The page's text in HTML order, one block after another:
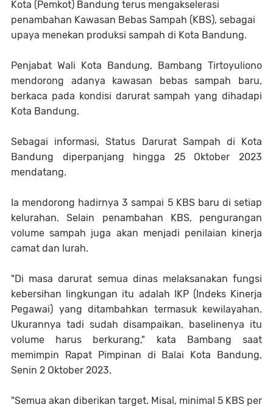
Kota (Pemkot) Bandung terus mengakselerasi
penambahan Kawasan Bebas Sampah (KBS), sebagai
upaya menekan produksi sampah di Kota Bandung.
Penjabat Wali Kota Bandung, Bambang Tirtoyuliono
mendorong adanya kawasan bebas sampah baru,
berkaca pada kondisi darurat sampah yang dihadapi
Kota Bandung.
Sebagai informasi, Status Darurat Sampah di Kota
Bandung diperpanjang hingga 25 Oktober 2023
mendatang.
Ia mendorong hadirnya 3 sampai 5 KBS baru di setiap
kelurahan. Selain penambahan KBS, pengurangan
volume sampah juga akan menjadi penilaian kinerja
camat dan lurah.
"Di masa darurat semua dinas melaksanakan fungsi
kebersihan lingkungan itu adalah IKP (Indeks Kinerja
Pegawai) yang ditambahkan termasuk kewilayahan.
Ukurannya tadi sudah disampaikan, baselinenya itu
volume harus berkurang," kata Bambang saat
memimpin Rapat Pimpinan di Balai Kota Bandung,
Senin 2 Oktober 2023.
"Semua akan diberikan target. Misal, minimal 5 KBS per